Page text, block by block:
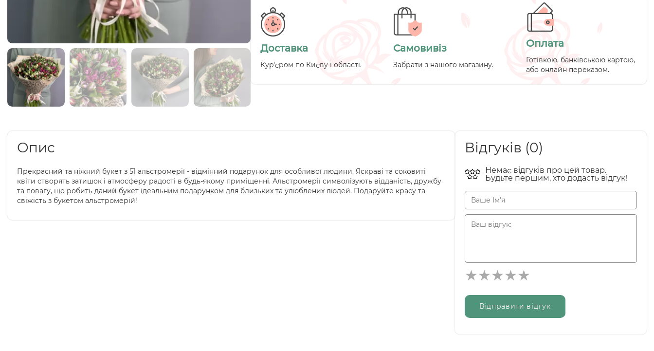
Доставка
Курʼєром по Києву і області.
Самовивіз
Забрати з нашого магазину.
Оплата
Готівкою, банківською картою,
або онлайн переказом.
Опис
Прекрасний та ніжний букет з 51 альстромерії - відмінний подарунок для особливої людини. Яскраві та соковиті
квіти створять затишок і атмосферу радості в будь-якому приміщенні. Альстромерії символізують відданість, дружбу
та повагу, що робить даний букет ідеальним подарунком для близьких та улюблених людей. Подаруйте красу та
свіжість з букетом альстромерій!
Відгуків (0)
Немає відгуків про цей товар.
Будьте першим, хто додасть відгук!
Відправити відгук